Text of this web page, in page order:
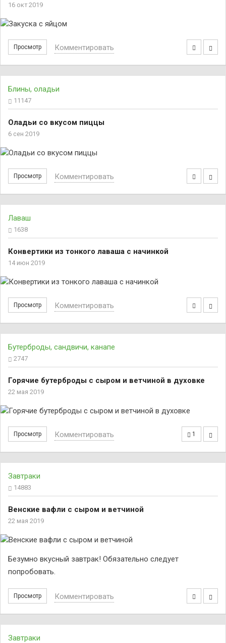
16 окт 2019
Просмотр Комментировать
Блины, оладьи
11147
Оладьи со вкусом пиццы
6 сен 2019
Просмотр Комментировать
Лаваш
1638
Конвертики из тонкого лаваша с начинкой
14 июн 2019
Просмотр Комментировать
Бутерброды, сандвичи, канапе
2747
Горячие бутерброды с сыром и ветчиной в духовке
22 мая 2019
Просмотр 1
Комментировать
Завтраки
14883
Венские вафли с сыром и ветчиной
22 мая 2019
Безумно вкусный завтрак! Обязательно следует
попробовать.
Просмотр Комментировать
Завтраки